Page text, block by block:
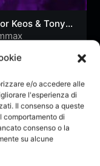
e/o accedere alle
l'esperienza di
Il consenso a queste
comportamento di
consenso o la
su alcune
Keos & Tony
Don’t Stop
Driving